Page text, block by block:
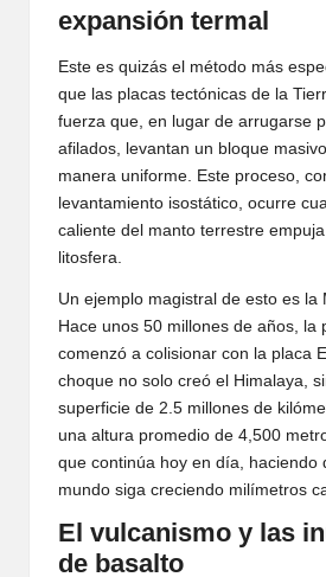
expansión termal
Este es quizás el método más
que las placas tectónicas de la
fuerza que, en lugar de arrugarse
afilados, levantan un bloque
manera uniforme. Este proceso,
levantamiento isostático, ocurre
caliente del manto terrestre
litosfera.
Un ejemplo magistral de esto es la
Hace unos 50 millones de años, la
comenzó a colisionar con la placa
choque no solo creó el Himalaya,
superficie de 2.5 millones de
una altura promedio de 4,500
que continúa hoy en día, haciendo
mundo siga creciendo milímetros
El vulcanismo y las
de basalto